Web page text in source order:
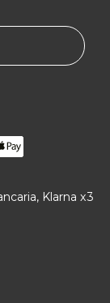
Klarna x3